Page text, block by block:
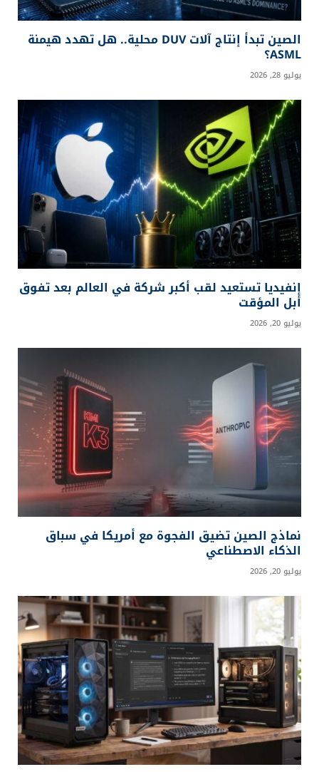
الصين تبدأ إنتاج آلات DUV محلية.. هل تهدد هيمنة
ASML؟
يوليو 28, 2026
إنفيديا تستعيد لقب أكبر شركة في العالم بعد تفوق
أبل المؤقت
يوليو 20, 2026
نماذج الصين تضيق الفجوة مع أمريكا في سباق
الذكاء الاصطناعي
يوليو 20, 2026